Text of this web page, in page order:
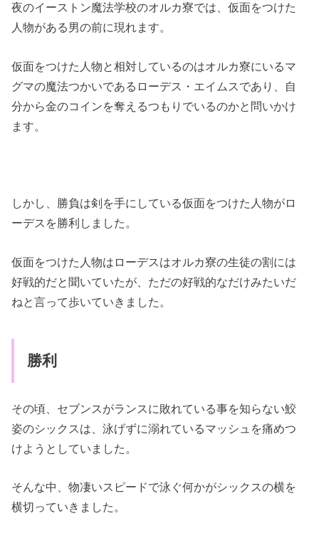
夜のイーストン魔法学校のオルカ寮では、仮面をつけた
人物がある男の前に現れます。
仮面をつけた人物と相対しているのはオルカ寮にいるマ
グマの魔法つかいであるローデス・エイムスであり、自
分から金のコインを奪えるつもりでいるのかと問いかけ
ます。
しかし、勝負は剣を手にしている仮面をつけた人物がロ
ーデスを勝利しました。
仮面をつけた人物はローデスはオルカ寮の生徒の割には
好戦的だと聞いていたが、ただの好戦的なだけみたいだ
ねと言って歩いていきました。
勝利
その頃、セブンスがランスに敗れている事を知らない鮫
姿のシックスは、泳げずに溺れているマッシュを痛めつ
けようとしていました。
そんな中、物凄いスピードで泳ぐ何かがシックスの横を
横切っていきました。